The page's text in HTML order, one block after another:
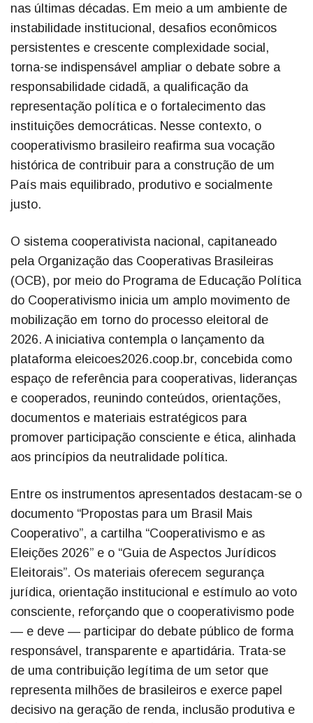
nas últimas décadas. Em meio a um ambiente de
instabilidade institucional, desafios econômicos
persistentes e crescente complexidade social,
torna-se indispensável ampliar o debate sobre a
responsabilidade cidadã, a qualificação da
representação política e o fortalecimento das
instituições democráticas. Nesse contexto, o
cooperativismo brasileiro reafirma sua vocação
histórica de contribuir para a construção de um
País mais equilibrado, produtivo e socialmente
justo.
O sistema cooperativista nacional, capitaneado
pela Organização das Cooperativas Brasileiras
(OCB), por meio do Programa de Educação Política
do Cooperativismo inicia um amplo movimento de
mobilização em torno do processo eleitoral de
2026. A iniciativa contempla o lançamento da
plataforma eleicoes2026.coop.br, concebida como
espaço de referência para cooperativas, lideranças
e cooperados, reunindo conteúdos, orientações,
documentos e materiais estratégicos para
promover participação consciente e ética, alinhada
aos princípios da neutralidade política.
Entre os instrumentos apresentados destacam-se o
documento “Propostas para um Brasil Mais
Cooperativo”, a cartilha “Cooperativismo e as
Eleições 2026” e o “Guia de Aspectos Jurídicos
Eleitorais”. Os materiais oferecem segurança
jurídica, orientação institucional e estímulo ao voto
consciente, reforçando que o cooperativismo pode
— e deve — participar do debate público de forma
responsável, transparente e apartidária. Trata-se
de uma contribuição legítima de um setor que
representa milhões de brasileiros e exerce papel
decisivo na geração de renda, inclusão produtiva e